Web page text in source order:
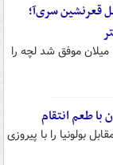
قعرنشین سری‌آ؛
موفق شد لچه را
با طعم انتقام
بولونیا را با پیروزی